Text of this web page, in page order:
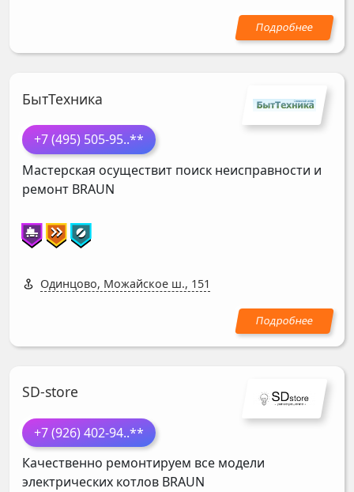
БытТехника
+7 (495) 505-95..**
Мастерская осуществит поиск неисправности и
ремонт BRAUN
Одинцово, Можайское ш., 151
SD-store
+7 (926) 402-94..**
Качественно ремонтируем все модели
электрических котлов BRAUN